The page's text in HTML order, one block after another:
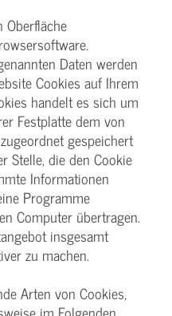
Daten werden
Cookies auf Ihrem
handelt es sich um
Festplatte dem von
gespeichert
Stelle, die den Cookie
Informationen
Programme
Computer übertragen.
insgesamt
zu machen.
Arten von Cookies,